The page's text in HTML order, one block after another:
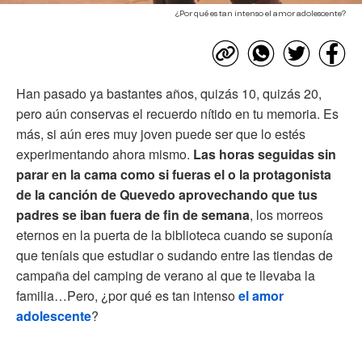
¿Por qué es tan intenso el amor adolescente?
Han pasado ya bastantes años, quizás 10, quizás 20,
pero aún conservas el recuerdo nítido en tu memoria. Es
más, si aún eres muy joven puede ser que lo estés
experimentando ahora mismo. Las horas seguidas sin
parar en la cama como si fueras el o la protagonista
de la canción de Quevedo aprovechando que tus
padres se iban fuera de fin de semana, los morreos
eternos en la puerta de la biblioteca cuando se suponía
que teníais que estudiar o sudando entre las tiendas de
campaña del camping de verano al que te llevaba la
familia…Pero, ¿por qué es tan intensoel amor
adolescente?